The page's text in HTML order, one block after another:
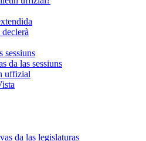
sessiuns
da las sessiuns
uffizial
da las legislaturas